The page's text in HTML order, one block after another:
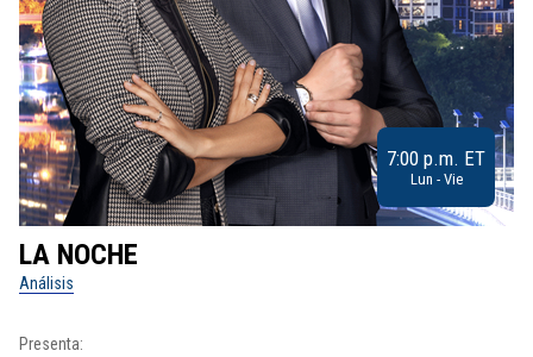
7:00 p.m. ET
Lun - Vie
LA NOCHE
Análisis
Presenta: